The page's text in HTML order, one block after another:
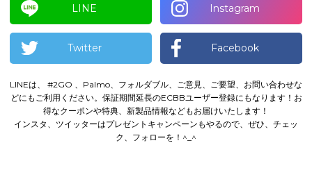
LINE Instagram
Twitter Facebook
LINEは、 #2GO 、Palmo、フォルダブル、ご意見、ご要望、お問い合わせな
どにもご利用ください。 保証期間延長のECBBユーザー登録にもなります！ お
得なクーポンや特典、新製品情報などもお届けいたします！
インスタ、ツイッターはプレゼントキャンペーンもやるので、ぜひ、チェッ
ク、フォローを！^_^